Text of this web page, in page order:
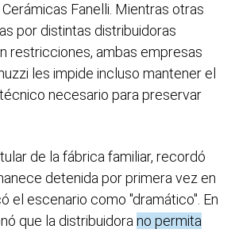
Fanelli. Mientras otras
por distintas distribuidoras
restricciones, ambas empresas
les impide incluso mantener el
necesario para preservar
de la fábrica familiar, recordó
detenida por primera vez en
el escenario como "dramático". En
que la distribuidora no permita